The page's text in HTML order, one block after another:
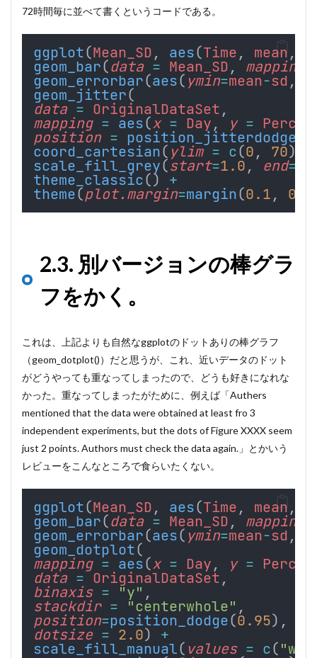
72時間毎に並べて書くというコードである。
ggplot(Mean_SD, aes(Time, mean,
geom_bar(data = Mean_SD, mapping
geom_errorbar(aes(ymin=mean-sd,
geom_jitter(
data = OriginalDataSet,
mapping = aes(x = Day, y =
position = position_jitterdodge
coord_cartesian(ylim = c(0, 70),
scale_fill_grey(start=1.0, end=
theme_classic() +
theme(plot.margin=margin(0.1, 0.1
2.3. 別バージョンの棒グラ
フをかく。
これは、上記よりも自然なggplotのドットありの棒グラフ
（geom_dotplot()）だと思うが、これ、近いデータのドット
がどうやっても重なってしまったので、どうも好きになれな
かった。重なってしまったがために、例えば「Authers
mentioned that the data were obtained at least fro 3
independent experiments, but the dots of Figure XXXX seem
just 2 points. Authors must check the data again.」とかいう
レビューをこんなところで食らいたくない。
ggplot(Mean_SD, aes(Time, mean,
geom_bar(data = Mean_SD, mapping
geom_errorbar(aes(ymin=mean-sd,
geom_dotplot(
mapping = aes(x = Day, y =
data = OriginalDataSet,
binaxis = "y" ,
stackdir = "centerwhole" ,
position=position_dodge(0.95),
dotsize = 2.0) +
scale_fill_manual(values = c(